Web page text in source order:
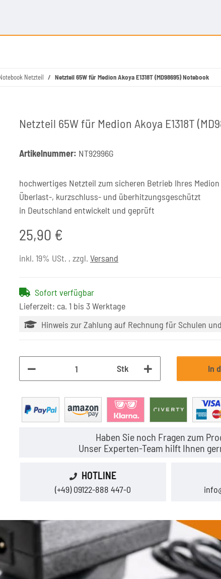
Netzteil Netzteil 65W für Medion Akoya E1318T (MD98695) Notebook
Netzteil 65W für Medion Akoya E1318T
Artikelnummer: NT92996G
hochwertiges Netzteil zum sicheren Betrieb Ihres
Überlast-, kurzschluss- und überhitzungsgeschützt
in Deutschland entwickelt und geprüft
25,90 €
inkl. 19% USt. , zzgl. Versand
Sofort verfügbar
Lieferzeit: ca. 1 bis 3 Werktage
Hinweis zur Zahlung auf Rechnung für Schulen
Stk In
Haben Sie noch Fragen zum
Unser Experten-Team hilft Ihnen
HOTLINE
(+49) 09122-888 447-0